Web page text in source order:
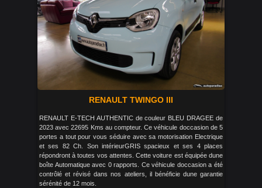
RENAULT TWINGO III
RENAULT E-TECH AUTHENTIC de couleur BLEU DRAGEE de
2023 avec 22695 Kms au compteur. Ce véhicule doccasion de 5
portes a tout pour vous séduire avec sa motorisation Electrique
et ses 82 Ch. Son intérieurGRIS spacieux et ses 4 places
répondront à toutes vos attentes. Cette voiture est équipée dune
boîte Automatique avec 0 rapports. Ce véhicule doccasion a été
contrôlé et révisé dans nos ateliers, il bénéficie dune garantie
sérénité de 12 mois.